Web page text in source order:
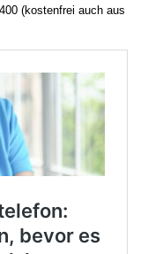
(kostenfrei auch aus